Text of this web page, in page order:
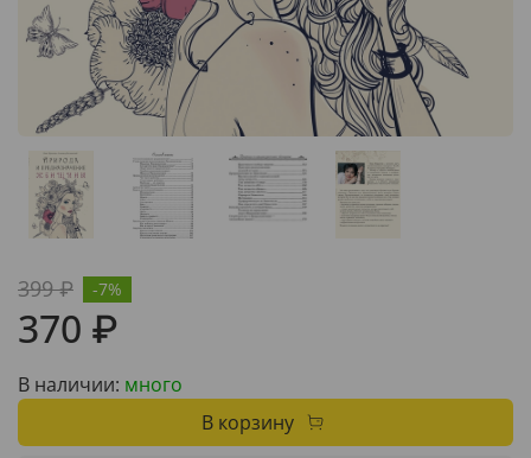
399 ₽
370 ₽
-7%
В наличии: много
В корзину